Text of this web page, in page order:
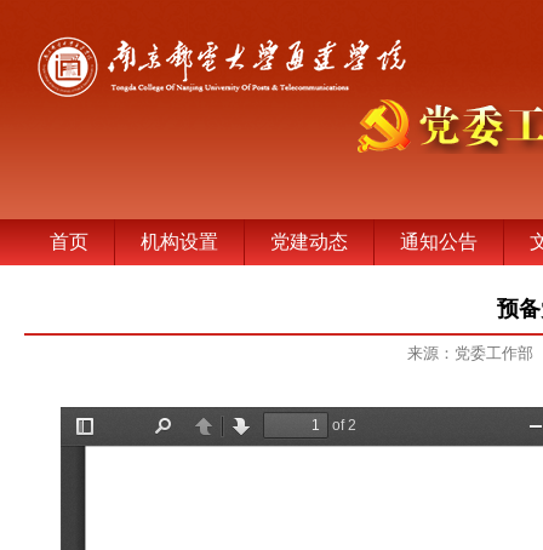
首页 机构设置 党建动态 通知公告
预
来源：党委工作部